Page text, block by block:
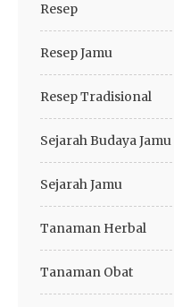
Resep
Resep Jamu
Resep Tradisional
Sejarah Budaya Jamu
Sejarah Jamu
Tanaman Herbal
Tanaman Obat